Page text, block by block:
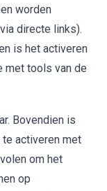
worden
directe links).
is het activeren
met tools van de
Bovendien is
activeren met
om het
op